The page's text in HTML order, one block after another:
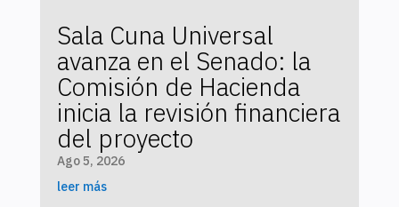
Sala Cuna Universal
avanza en el Senado: la
Comisión de Hacienda
inicia la revisión financiera
del proyecto
Ago 5, 2026
leer más